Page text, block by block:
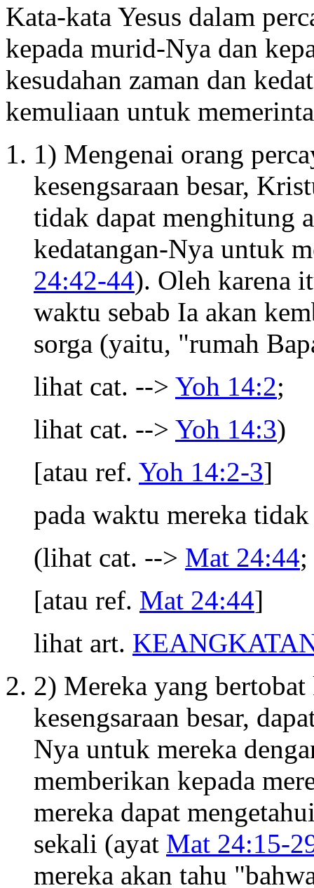
Kata-kata Yesus dalam
kepada murid-Nya dan
kesudahan zaman dan
kemuliaan untuk
1) Mengenai orang
kesengsaraan besar,
tidak dapat menghitung
kedatangan-Nya untuk
24:42-44). Oleh karena
waktu sebab Ia akan
sorga (yaitu, "rumah
lihat cat. --> Yoh 14:2;
lihat cat. --> Yoh 14:3)
[atau ref. Yoh 14:2-3]
pada waktu mereka
(lihat cat. --> Mat 24:44;
[atau ref. Mat 24:44]
lihat art.
2) Mereka yang bertobat
kesengsaraan besar,
Nya untuk mereka
memberikan kepada
mereka dapat
sekali (ayat Mat 24:15-
mereka akan tahu